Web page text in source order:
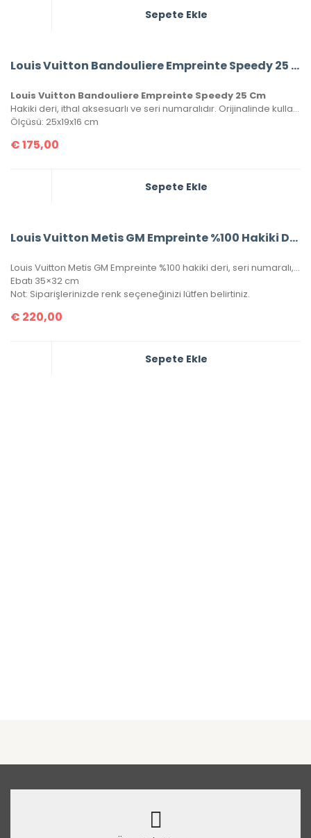
Sepete Ekle
Louis Vuitton Bandouliere Empreinte Speedy 25 Cm
Louis Vuitton Bandouliere Empreinte Speedy 25 Cm
Hakiki deri, ithal aksesuarlı ve seri numaralıdır. Orijinalinde kullanılan Monako deri kullanılmıştır. Kutulu, toz torbalı ve sertifikalı olarak gönderilecektir.
Ölçüsü: 25x19x16 cm
€175,00
Sepete Ekle
Louis Vuitton Metis GM Empreinte %100 Hakiki Deri
Louis Vuitton Metis GM Empreinte %100 hakiki deri, seri numaralı, kutulu, toz torbalo, sertifikalı.
Ebatı 35×32 cm
Not: Siparişlerinizde renk seçeneğinizi lütfen belirtiniz.
€ 220,00
Sepete Ekle